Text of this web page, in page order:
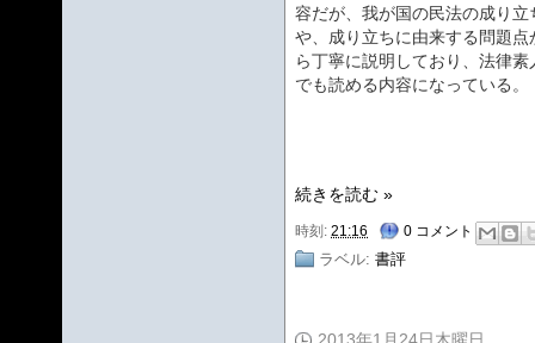
容だが、我が国の民法の成り立
や、成り立ちに由来する問題点
ら丁寧に説明しており、法律素
でも読める内容になっている。
続きを読む »
時刻: 21:16 0 コメント
ラベル: 書評
2013年1月24日木曜日